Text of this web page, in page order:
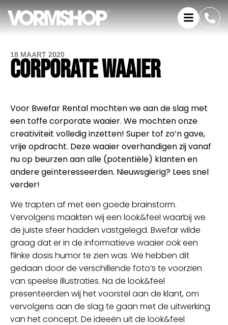
18 MAART 2020
CORPORATE WAAIER
Voor Bwefar Rental mochten we aan de slag met
een toffe corporatewaaier. We mochten onze
creativiteit volledig inzetten! Super tof zo’n gave,
vrije opdracht. Deze waaier overhandigen zij vanaf
nu op beurzen aan alle (potentiële) klanten en
andere geïnteresseerden. Nieuwsgierig? Lees snel
verder!
We trapten af met een goede brainstorm.
Vervolgens maakten wij een look&feel waarbij we
de juiste sfeer hadden vastgelegd. Bwefar wilde
graag dat er in de informatieve waaier ook een
flinke dosis humor te zien was. We hebben dit
gedaan door de verschillende foto’s te voorzien
van speelse illustraties. Na de look&feel
presenteerden wij het voorstel aan de klant, om
vervolgens aan de slag te gaan met de uitwerking
van het concept. De ideeën uit de look&feel